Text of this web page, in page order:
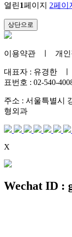
열린1페이지 2페이
상단으로
이용약관 개
대표자 : 유경한
표번호 : 02-540-
주소 : 서울특별시
형외과
X
Wechat ID :